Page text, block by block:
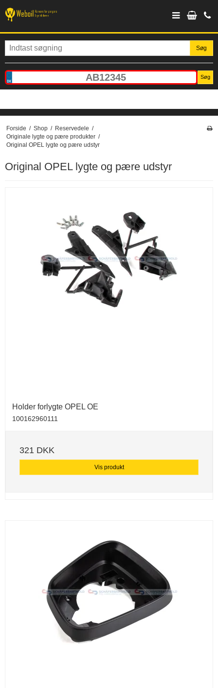
Søg
Søg
Forside / Shop / Reservedele /
Originale lygte og pære produkter /
Original OPEL lygte og pære udstyr
Original OPEL lygte og pære udstyr
Holder forlygte OPEL OE
100162960111
321 DKK
Vis produkt